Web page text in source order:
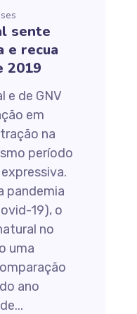
sente
e recua
2019
e de GNV
em
na
período
pandemia
19), o
no
uma
ano